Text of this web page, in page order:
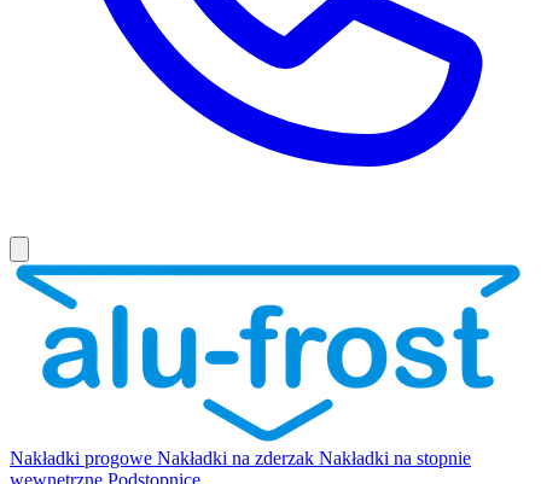
Nakładki progowe Nakładki na zderzak Nakładki na stopnie
wewnętrzne Podstopnice